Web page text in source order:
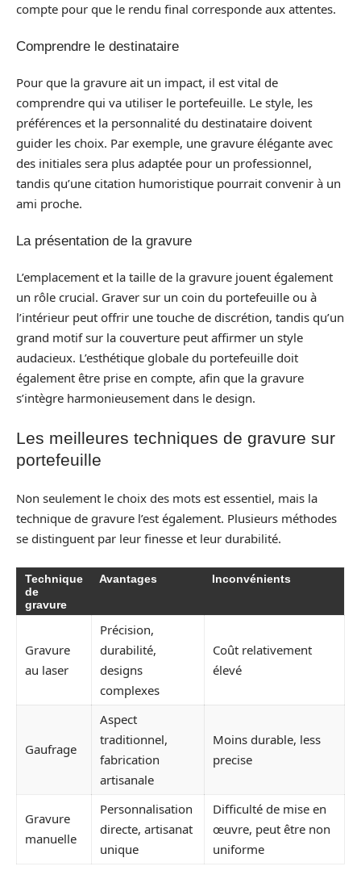
compte pour que le rendu final corresponde aux attentes.
Comprendre le destinataire
Pour que la gravure ait un impact, il est vital de
comprendre qui va utiliser le portefeuille. Le style, les
préférences et la personnalité du destinataire doivent
guider les choix. Par exemple, une gravure élégante avec
des initiales sera plus adaptée pour un professionnel,
tandis qu’une citation humoristique pourrait convenir à un
ami proche.
La présentation de la gravure
L’emplacement et la taille de la gravure jouent également
un rôle crucial. Graver sur un coin du portefeuille ou à
l’intérieur peut offrir une touche de discrétion, tandis qu’un
grand motif sur la couverture peut affirmer un style
audacieux. L’esthétique globale du portefeuille doit
également être prise en compte, afin que la gravure
s’intègre harmonieusement dans le design.
Les meilleures techniques de gravure sur
portefeuille
Non seulement le choix des mots est essentiel, mais la
technique de gravure l’est également. Plusieurs méthodes
se distinguent par leur finesse et leur durabilité.
Technique
de
gravure
Avantages Inconvénients
Gravure
au laser
Précision,
durabilité,
designs
complexes
Coût relativement
élevé
Gaufrage
Aspect
traditionnel,
fabrication
artisanale
Moins durable, less
precise
Gravure
manuelle
Personnalisation
directe, artisanat
unique
Difficulté de mise en
œuvre, peut être non
uniforme